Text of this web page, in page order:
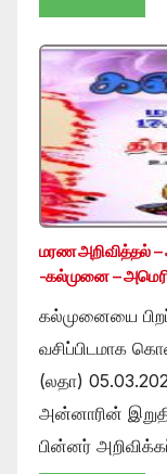
மரண அறிவித்தல் –
-கல்முனை –
கல்முனையை
வசிப்பிடமாக
(லதா)
அன்னாரின்
பின்னர்